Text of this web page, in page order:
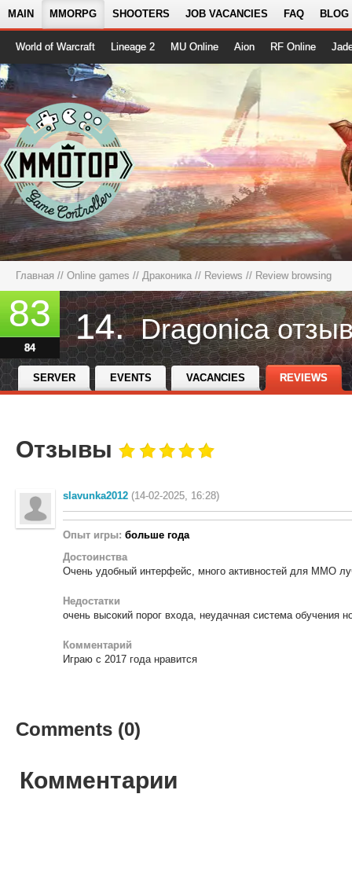
MAIN MMORPG SHOOTERS JOB VACANCIES FAQ BLOG
World of Warcraft Lineage 2 MU Online Aion RF Online
Главная // Online games // Драконика // Reviews // Review browsing
83
84
14. Dragonica
SERVER EVENTS VACANCIES REVIEWS
Отзывы
slavunka2012 (14-02-2025, 16:28)
Опыт игры: больше года
Достоинства
Очень удобный интерфейс, много активностей для ММО
Недостатки
очень высокий порог входа, неудачная система обучения
Комментарий
Играю с 2017 года нравится
Comments (0)
Комментарии